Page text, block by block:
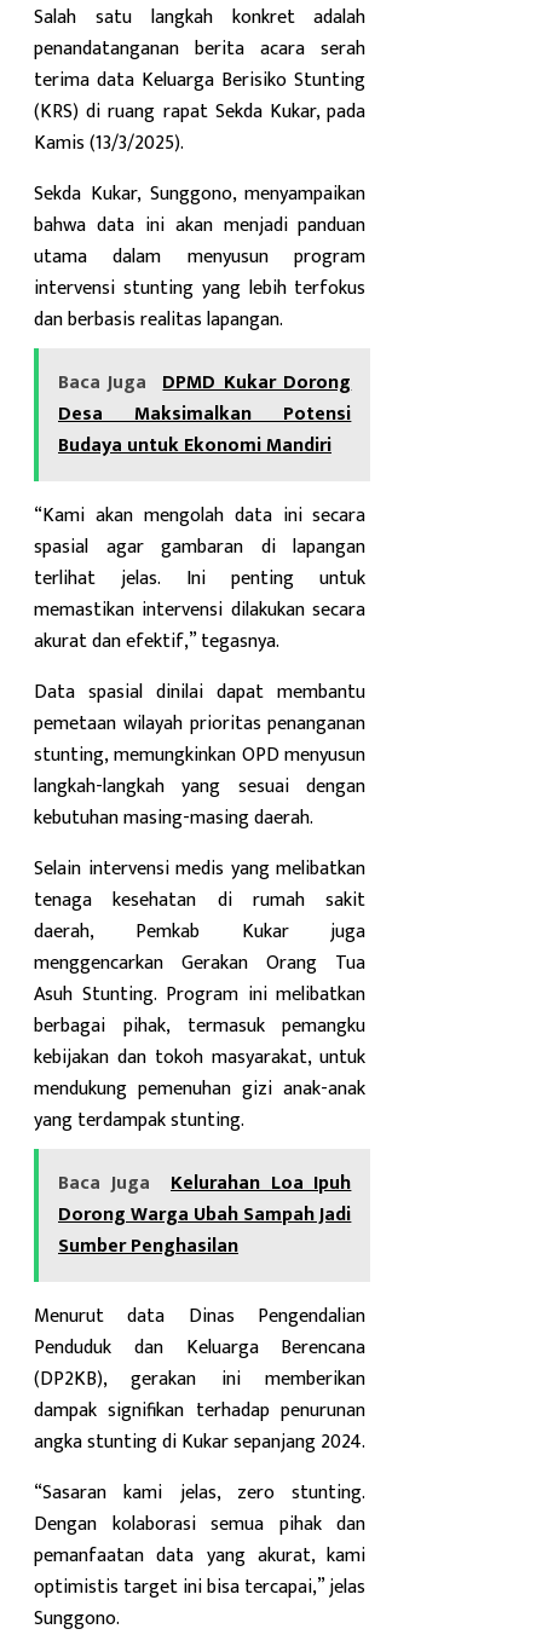
Salah satu langkah konkret adalah
penandatanganan berita acara serah
terima data Keluarga Berisiko Stunting
(KRS) di ruang rapat Sekda Kukar, pada
Kamis (13/3/2025).
Sekda Kukar, Sunggono, menyampaikan
bahwa data ini akan menjadi panduan
utama dalam menyusun program
intervensi stunting yang lebih terfokus
dan berbasis realitas lapangan.
Baca Juga DPMD Kukar Dorong
Desa Maksimalkan Potensi
Budaya untuk Ekonomi Mandiri
“Kami akan mengolah data ini secara
spasial agar gambaran di lapangan
terlihat jelas. Ini penting untuk
memastikan intervensi dilakukan secara
akurat dan efektif,” tegasnya.
Data spasial dinilai dapat membantu
pemetaan wilayah prioritas penanganan
stunting, memungkinkan OPD menyusun
langkah-langkah yang sesuai dengan
kebutuhan masing-masing daerah.
Selain intervensi medis yang melibatkan
tenaga kesehatan di rumah sakit
daerah, Pemkab Kukar juga
menggencarkan Gerakan Orang Tua
Asuh Stunting. Program ini melibatkan
berbagai pihak, termasuk pemangku
kebijakan dan tokoh masyarakat, untuk
mendukung pemenuhan gizi anak-anak
yang terdampak stunting.
Baca Juga
Kelurahan Loa Ipuh
Dorong Warga Ubah Sampah Jadi
Sumber Penghasilan
Menurut data Dinas Pengendalian
Penduduk dan Keluarga Berencana
(DP2KB), gerakan ini memberikan
dampak signifikan terhadap penurunan
angka stunting di Kukar sepanjang 2024.
“Sasaran kami jelas, zero stunting.
Dengan kolaborasi semua pihak dan
pemanfaatan data yang akurat, kami
optimistis target ini bisa tercapai,” jelas
Sunggono.